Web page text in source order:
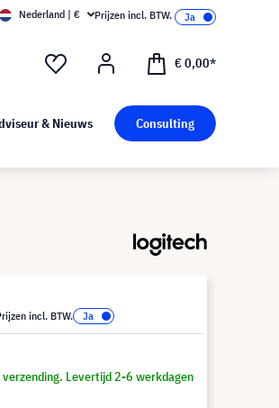
Nederland | € Prijzen incl. BTW.
€ 0,00*
& Nieuws Consulting
incl. BTW.
Levertijd 2-6 werkdagen